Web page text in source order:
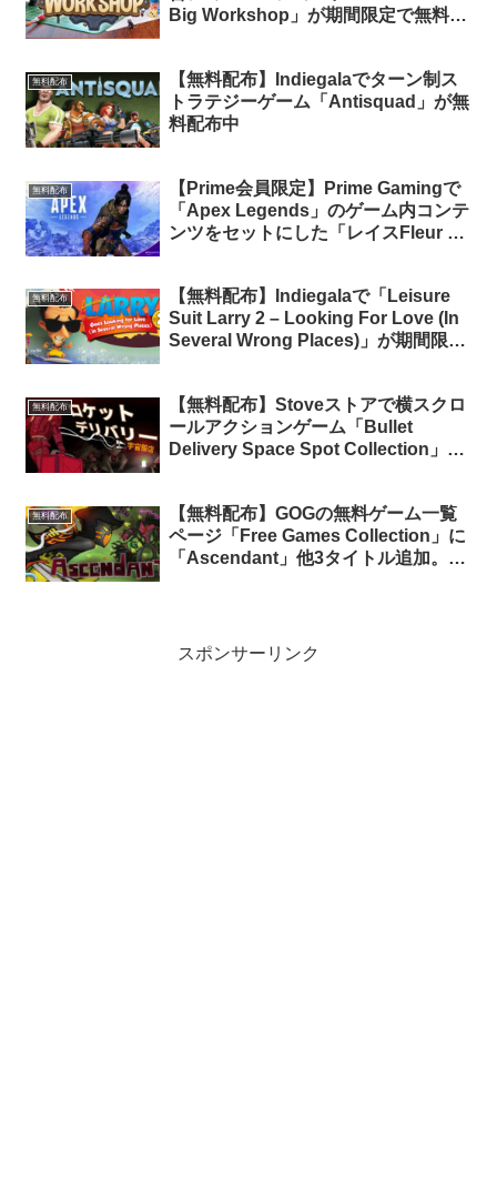
Big Workshop」が期間限定で無料配
無料配布
【無料配布】Indiegalaでターン制ス
トラテジーゲーム「Antisquad」が無
料配布中
無料配布
【Prime会員限定】Prime Gamingで
「Apex Legends」のゲーム内コンテ
ンツをセットにした「レイスFleur De
無料配布
【無料配布】Indiegalaで「Leisure
Suit Larry 2 – Looking For Love (In
Several Wrong Places)」が期間限定
無料配布
【無料配布】Stoveストアで横スクロ
ールアクションゲーム「Bullet
Delivery Space Spot Collection」が
無料配布
【無料配布】GOGの無料ゲーム一覧
ページ「Free Games Collection」に
「Ascendant」他3タイトル追加。現
スポンサーリンク